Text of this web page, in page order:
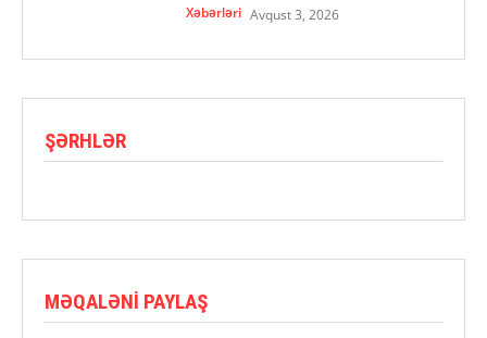
Xəbərləri Avqust 3, 2026
ŞƏRHLƏR
MƏQALƏNI PAYLAŞ